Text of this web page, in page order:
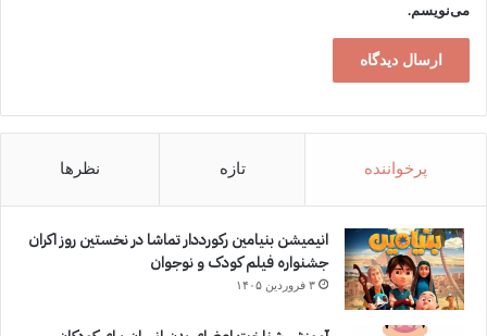
می‌نویسم.
پرخواننده تازه نظرها
انیمیشن بنیامین رکورددار تماشا در نخستین روز اکران‌
جشنواره فیلم کودک و نوجوان
۳ فروردین ۱۴۰۵